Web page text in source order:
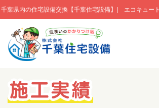
千葉県内の住宅設備交換【千葉住宅設備】| エコキュー
このページの本文へ移動
キャンペーン一覧